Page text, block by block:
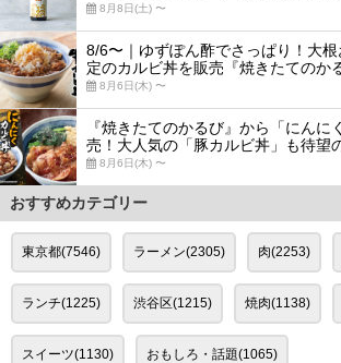
8月8日(土) 〜
8/6〜｜ゆずぽん酢でさっぱり！大
定のカルビ丼を販売『焼きたてのか
8月6日(木) 〜
『焼きたてのかるび』から「にんに
売！大人気の「豚カルビ丼」も待望
8月6日(木) 〜
おすすめカテゴリー
東京都(7546) ラーメン(2305) 肉(2253)
ランチ(1225) 渋谷区(1215) 焼肉(1138)
スイーツ(1130) おもしろ・話題(1065)